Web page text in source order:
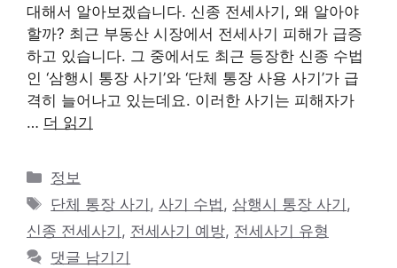
대해서 알아보겠습니다. 신종 전세사기, 왜 알아야
할까? 최근 부동산 시장에서 전세사기 피해가 급증
하고 있습니다. 그 중에서도 최근 등장한 신종 수법
인 ‘삼행시 통장 사기’와 ‘단체 통장 사용 사기’가 급
격히 늘어나고 있는데요. 이러한 사기는 피해자가
… 더 읽기
카
테
리
정보
태
그
단체 통장 사기 , 사기 수법, 삼행시 통장 사기 ,
신종 전세사기 , 전세사기 예방, 전세사기 유형
댓글 남기기